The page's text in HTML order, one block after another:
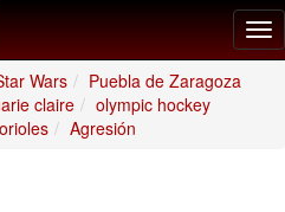
Wars
Puebla de Zaragoza
claire
olympic hockey
Agresión